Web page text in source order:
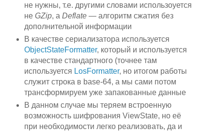
не нужны, т.е. другими словами использоуется
не GZip, а Deflate— алгоритм сжатия без
дополнительной информации
В качестве сериализатора используется
ObjectStateFormatter, который и используется
в качестве стандартного (точнее там
используется LosFormatter, но итогом работы
служит строка в base-64, а мы сами потом
трансформируем уже запакованные данные
В данном случае мы теряем встроенную
возможность шифрования ViewState, но её
при необходимости легко реализовать, да и